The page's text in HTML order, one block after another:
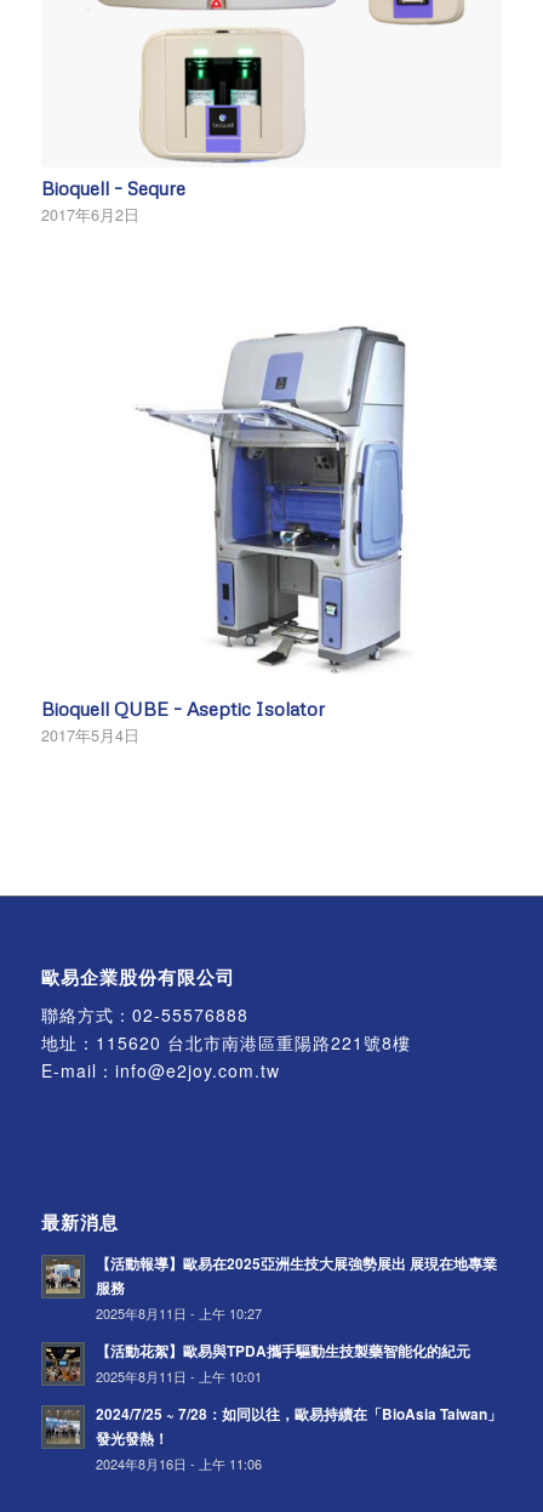
Bioquell – Sequre
2017年6月2日
Bioquell QUBE – Aseptic Isolator
2017年5月4日
歐易企業股份有限公司
聯絡方式： 02-55576888
地址：115620 台北市南港區重陽路221號8樓
E-mail： info@e2joy.com.tw
最新消息
【活動報導】歐易在2025亞洲生技大展強勢展出 展現在地專業
服務
2025年8月11日 - 上午 10:27
【活動花絮】歐易與TPDA攜手驅動生技製藥智能化的紀元
2025年8月11日 - 上午 10:01
2024/7/25 ~ 7/28：如同以往，歐易持續在「BioAsia Taiwan」
發光發熱！
2024年8月16日 - 上午 11:06